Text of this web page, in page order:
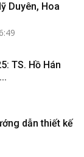
Duyên, Hoa
TS. Hồ Hán
dẫn thiết kế